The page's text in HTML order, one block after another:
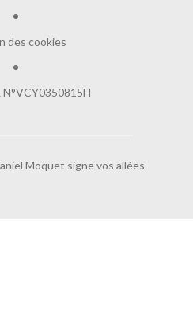
des cookies
Moquet signe vos allées
déranger, mais on aimerait bien
visite...